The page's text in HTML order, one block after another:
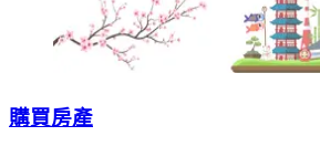
購買房產